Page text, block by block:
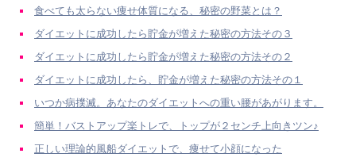
食べても太らない痩せ体質になる、秘密の野菜とは？
ダイエットに成功したら貯金が増えた秘密の方法その３
ダイエットに成功したら貯金が増えた秘密の方法その２
ダイエットに成功したら、貯金が増えた秘密の方法その１
いつか病撲滅。あなたのダイエットへの重い腰があがります。
簡単！バストアップ楽トレで、トップが２センチ上向きツン♪
正しい理論的風船ダイエットで、痩せて小顔になった